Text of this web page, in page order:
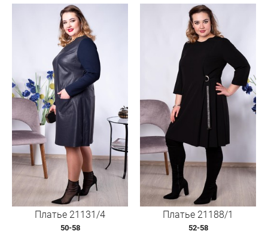
Платье 21131/4
50-58
Платье 21188/1
52-58